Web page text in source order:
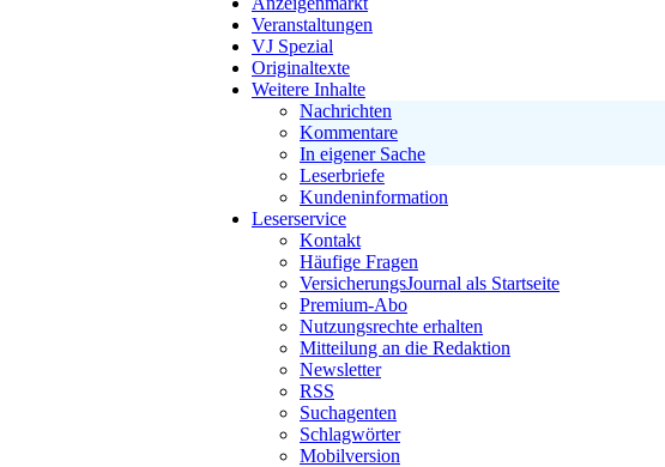
Veranstaltungen
VJ Spezial
Originaltexte
Weitere Inhalte
Nachrichten
Kommentare
In eigener Sache
Leserbriefe
Kundeninformation
Leserservice
Kontakt
Häufige Fragen
VersicherungsJournal als Startseite
Premium-Abo
Nutzungsrechte erhalten
Mitteilung an die Redaktion
Newsletter
RSS
Suchagenten
Schlagwörter
Mobilversion